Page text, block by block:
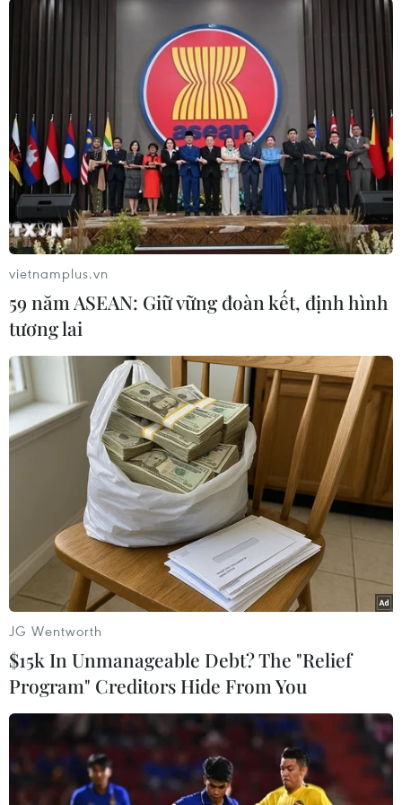
(TTXVN/Vietnam+)
#Máy bơm nước
#Trung tâm dự báo Khí tượng thuy văn
#Mưa rào
#Mưa dông
#Mưa ngập tại Hà Nội
#Không khí lạnh
#tin tức
#tin tức mới nhất
#tin tức 24h
#tin tức mới nhất trong ngày
#tin tức thời sự
#tin tức hot
#tin tức an ninh
#tin tức hot
#an ninh #an ninh nghệ an
#thời sự
#thời sự hôm nay
#bản tin thời sự
#tội phạm
#truy nã
#tội phạm hình sự #hình sự
#công an
#vụ án
#phạm pháp #pháp luật
#pháp đình
#xã hội
#an ninh xã hội #chính trị
#VietnamPlus
Theo dõi VietnamPlus
vietnamplus.vn
59 năm ASEAN: Giữ vững đoàn kết, định hình
tương lai
JG Wentworth
$15k In Unmanageable Debt? The "Relief
Program" Creditors Hide From You